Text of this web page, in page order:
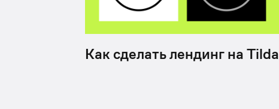
Как сделать лендинг на Tilda